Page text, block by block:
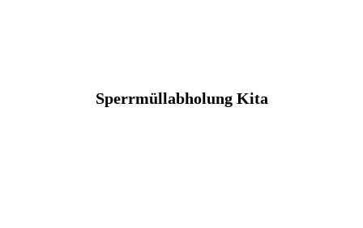
Sperrmüllabholung Kita